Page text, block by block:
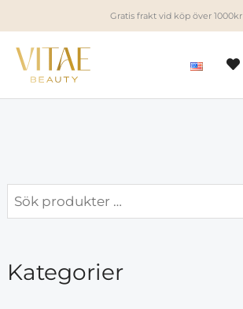
till
innehåll
Gratis frakt vid köp över 1000kr
Kategorier